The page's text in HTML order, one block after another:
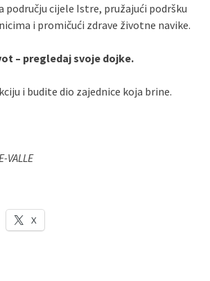
području cijele Istre, pružajući podršku
i promičući zdrave životne navike.
– pregledaj svoje dojke.
i budite dio zajednice koja brine.
VALLE
X